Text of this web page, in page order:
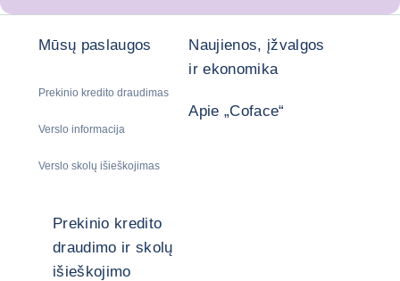
Mūsų paslaugos
Prekinio kredito draudimas
Verslo informacija
Verslo skolų išieškojimas
Naujienos, įžvalgos
ir ekonomika
Apie „Coface“
Prekinio kredito
draudimo ir skolų
išieškojimo